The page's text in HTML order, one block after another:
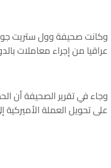
عراقيا من إجراء معاملات
وجاء في تقرير الصحيفة أن
على تحويل العملة الأميركية